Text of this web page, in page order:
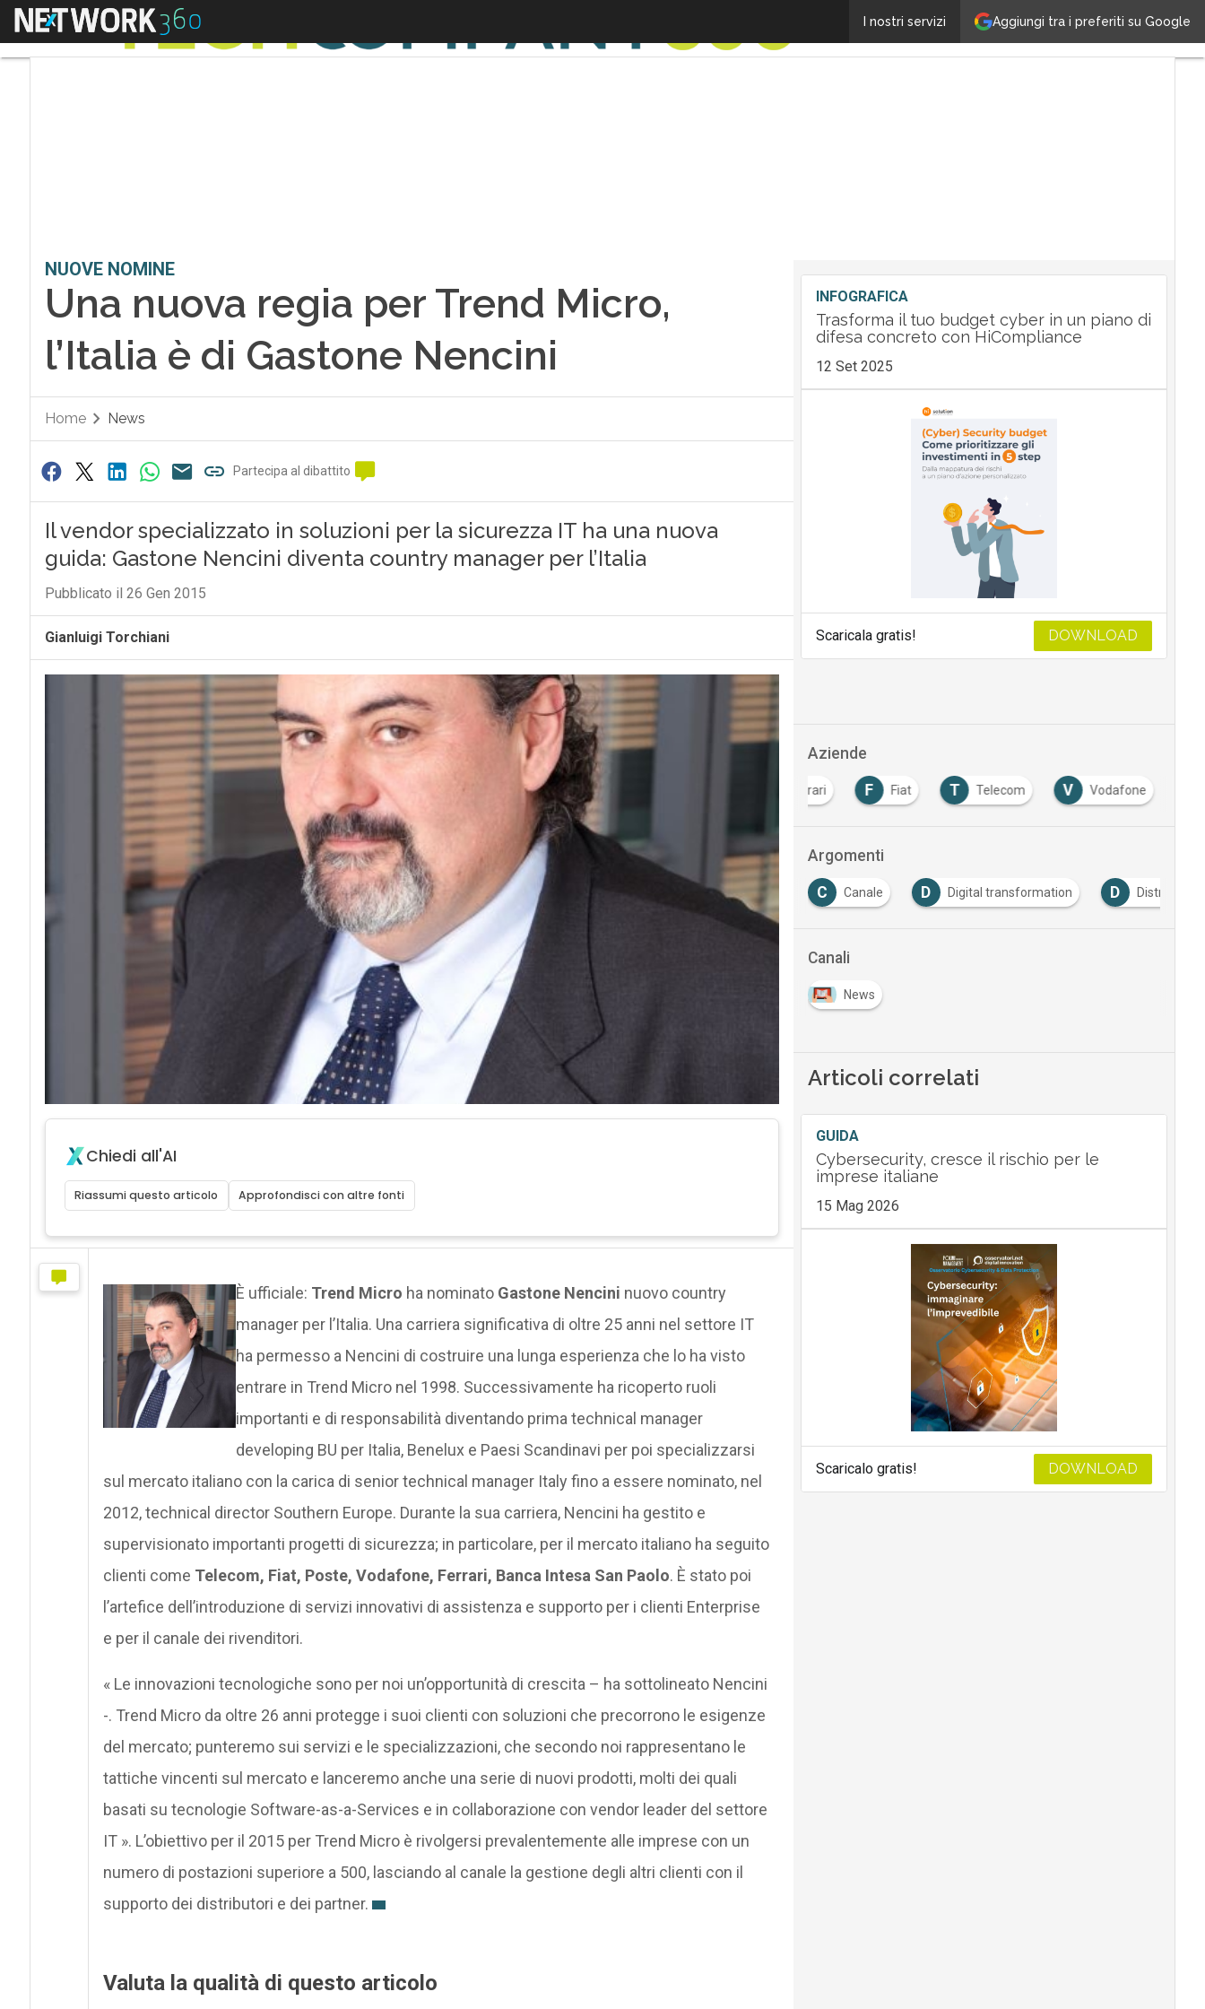
Aggiungi tra i preferiti su Google
I nostri servizi
Menu Una nuova regia per Trend Micro, l’Italia è di
NUOVE NOMINE
Una nuova regia per Trend Micro,
l’Italia è di Gastone Nencini
Home News
Partecipa al dibattito
Il vendor specializzato in soluzioni per la sicurezza IT ha una nuova
guida: Gastone Nencini diventa country manager per l’Italia
Pubblicato il 26 Gen 2015
Gianluigi Torchiani
Chiedi all'AI
Riassumi questo articolo Approfondisci con altre fonti
È ufficiale: Trend Micro ha nominato Gastone Nencini nuovo country
manager per l’Italia. Una carriera significativa di oltre 25 anni nel settore IT
ha permesso a Nencini di costruire una lunga esperienza che lo ha visto
entrare in Trend Micro nel 1998. Successivamente ha ricoperto ruoli
importanti e di responsabilità diventando prima technical manager
developing BU per Italia, Benelux e Paesi Scandinavi per poi specializzarsi
sul mercato italiano con la carica di senior technical manager Italy fino a essere nominato, nel
2012, technical director Southern Europe. Durante la sua carriera, Nencini ha gestito e
supervisionato importanti progetti di sicurezza; in particolare, per il mercato italiano ha seguito
clienti come Telecom, Fiat, Poste, Vodafone, Ferrari, Banca Intesa San Paolo. È stato poi
l’artefice dell’introduzione di servizi innovativi di assistenza e supporto per i clienti Enterprise
e per il canale dei rivenditori.
« Le innovazioni tecnologiche sono per noi un’opportunità di crescita – ha sottolineato Nencini
-. Trend Micro da oltre 26 anni protegge i suoi clienti con soluzioni che precorrono le esigenze
del mercato; punteremo sui servizi e le specializzazioni, che secondo noi rappresentano le
tattiche vincenti sul mercato e lanceremo anche una serie di nuovi prodotti, molti dei quali
basati su tecnologie Software-as-a-Services e in collaborazione con vendor leader del settore
IT ». L’obiettivo per il 2015 per Trend Micro è rivolgersi prevalentemente alle imprese con un
numero di postazioni superiore a 500, lasciando al canale la gestione degli altri clienti con il
supporto dei distributori e dei partner.
Valuta la qualità di questo articolo
INFOGRAFICA
Trasforma il tuo budget cyber in un piano di
difesa concreto con HiCompliance
12 Set 2025
Scaricala gratis! DOWNLOAD
Aziende
Ferrari F Fiat T Telecom V Vodafone
Argomenti
A Accordi C Canale D Digital transformation D Distributori
Canali
News
Articoli correlati
GUIDA
Cybersecurity, cresce il rischio per le
imprese italiane
15 Mag 2026
Scaricalo gratis! DOWNLOAD